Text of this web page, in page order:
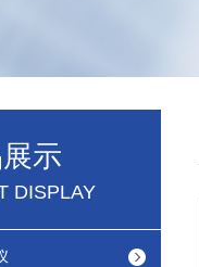
示
DISPLAY